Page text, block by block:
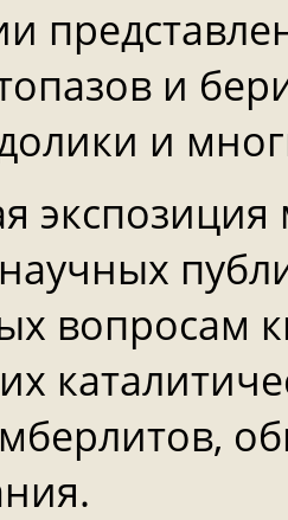
и
и
вопросам